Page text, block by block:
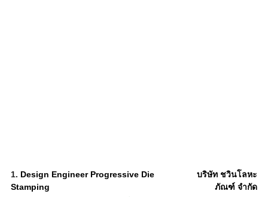
1. Design Engineer Progressive Die
Stamping
บริษัท ชวินโลหะ
ภัณฑ์ จำกัด